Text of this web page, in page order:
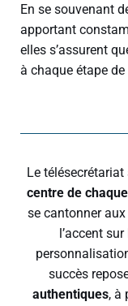
En se souvenant
apportant
elles s’assurent
à chaque étape
Le
centre de
se cantonner
l’accent sur
succès
authentiques, à